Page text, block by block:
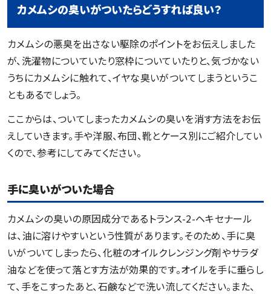
カメムシの臭いがついたらどうすれば良い？
カメムシの悪臭を出さない駆除のポイントをお伝えしました
が、洗濯物についていたり窓枠についていたりと、気づかない
うちにカメムシに触れて、イヤな臭いがついてしまうというこ
ともあるでしょう。
ここからは、ついてしまったカメムシの臭いを消す方法をお伝
えしていきます。手や洋服、布団、靴とケース別にご紹介してい
くので、参考にしてみてください。
手に臭いがついた場合
カメムシの臭いの原因成分であるトランス-2-ヘキセナール
は、油に溶けやすいという性質があります。そのため、手に臭
いがついてしまったら、化粧のオイルクレンジング剤やサラダ
油などを使って落とす方法が効果的です。オイルを手に垂らし
て、手をこすったあと、石鹸などで洗い流してください。また、